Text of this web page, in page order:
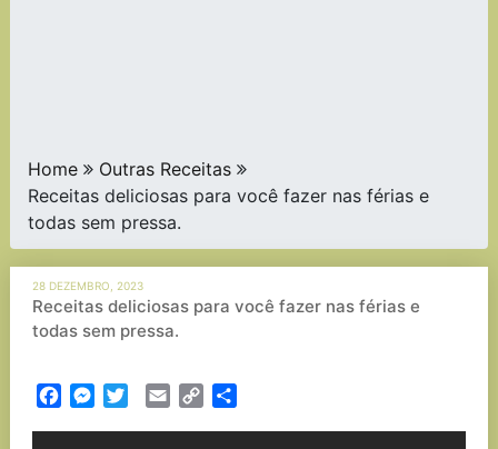
Home
Outras Receitas
Receitas deliciosas para você fazer nas férias e
todas sem pressa.
28 DEZEMBRO, 2023
Receitas deliciosas para você fazer nas férias e
todas sem pressa.
FacebookMessenger
TwitterEmail Copy